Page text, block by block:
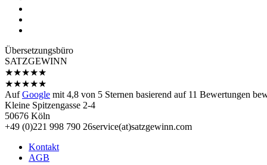
Übersetzungs­büro
SATZGEWINN
★★★★★
★★★★★
AufGoogle mit 4,8 von 5 Sternen basierend auf 11 Bewertungen
Kleine Spitzengasse 2-4
50676 Köln
+49 (0)221 998 790 26service(at)satz­gewinn.com
Kontakt
AGB